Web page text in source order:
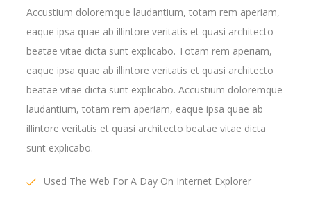
Accustium doloremque laudantium, totam rem aperiam,
eaque ipsa quae ab illintore veritatis et quasi architecto
beatae vitae dicta sunt explicabo. Totam rem aperiam,
eaque ipsa quae ab illintore veritatis et quasi architecto
beatae vitae dicta sunt explicabo. Accustium doloremque
laudantium, totam rem aperiam, eaque ipsa quae ab
illintore veritatis et quasi architecto beatae vitae dicta
sunt explicabo.
Used The Web For A Day On Internet Explorer